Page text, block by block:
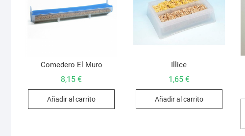
Comedero El Muro
8,15€
Añadir al carrito
Illice
1,65 €
Añadir al carrito